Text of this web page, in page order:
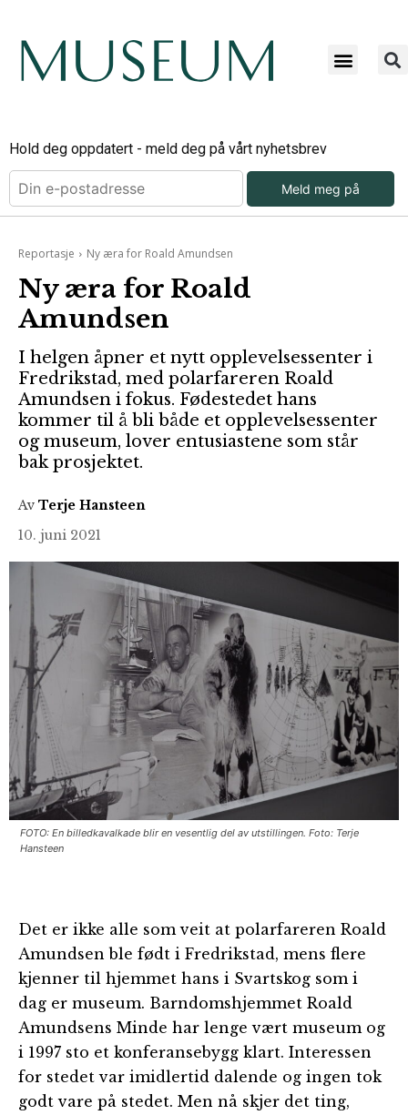
Hold deg oppdatert - meld deg på vårt nyhetsbrev
Meld meg på
Reportasje Ny æra for Roald Amundsen
Ny æra for Roald
Amundsen
I helgen åpner et nytt opplevelsessenter i
Fredrikstad, med polarfareren Roald
Amundsen i fokus. Fødestedet hans
kommer til å bli både et opplevelsessenter
og museum, lover entusiastene som står
bak prosjektet.
Av Terje Hansteen
10. juni 2021
FOTO: En billedkavalkade blir en vesentlig del av utstillingen. Foto: Terje
Hansteen
Det er ikke alle som veit at polarfareren Roald
Amundsen ble født i Fredrikstad, mens flere
kjenner til hjemmet hans i Svartskog som i
dag er museum. Barndomshjemmet Roald
Amundsens Minde har lenge vært museum og
i 1997 sto et konferansebygg klart. Interessen
for stedet var imidlertid dalende og ingen tok
godt vare på stedet. Men nå skjer det ting,